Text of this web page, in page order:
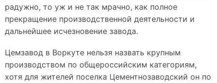
радужно, то уж и не так мрачно, как полное
прекращение производственной деятельности и
дальнейшее исчезновение завода.
Цемзавод в Воркуте нельзя назвать крупным
производством по общероссийским категориям,
хотя для жителей поселка Цементнозаводский он по